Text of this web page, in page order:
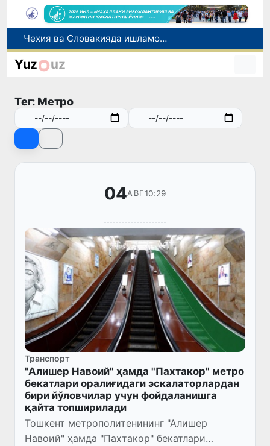
Боланинг фамилиясига отасининг исмини беришга рухсат берилади
Беҳруз Каримов фаолиятини Швейцариянинг «Лугано» клубида давом эттиради
Чехия ва Словакияда ишламоқчи бўлган тиббиёт мутахассислари рўйхатга олинади
Yuz uz
Тег: Метро
04АВГ10:29
Транспорт
"Алишер Навоий" ҳамда "Пахтакор" метро
бекатлари оралиғидаги эскалаторлардан
бири йўловчилар учун фойдаланишга
қайта топширилади
Тошкент метрополитенининг "Алишер
Навоий" ҳамда "Пахтакор" бекатлари